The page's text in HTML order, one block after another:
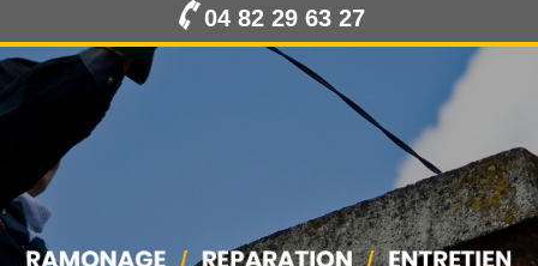
04 82 29 63 27